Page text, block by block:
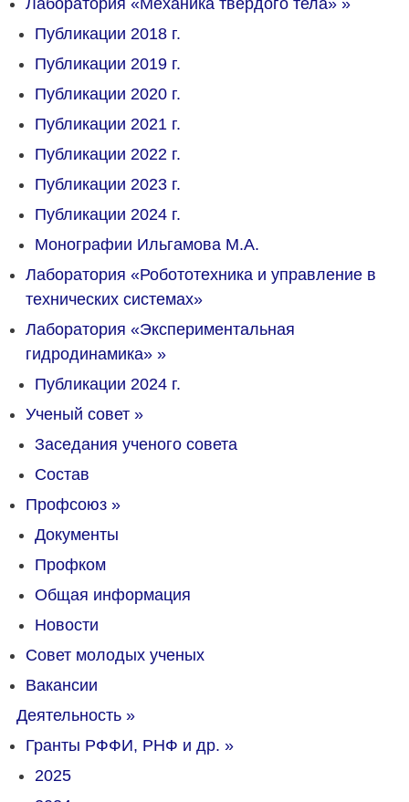
Лаборатория «Механика твёрдого тела» »
Публикации 2018 г.
Публикации 2019 г.
Публикации 2020 г.
Публикации 2021 г.
Публикации 2022 г.
Публикации 2023 г.
Публикации 2024 г.
Монографии Ильгамова М.А.
Лаборатория «Робототехника и управление в
технических системах»
Лаборатория «Экспериментальная
гидродинамика» »
Публикации 2024 г.
Ученый совет »
Заседания ученого совета
Состав
Профсоюз »
Документы
Профком
Общая информация
Новости
Совет молодых ученых
Вакансии
Деятельность »
Гранты РФФИ, РНФ и др. »
2025